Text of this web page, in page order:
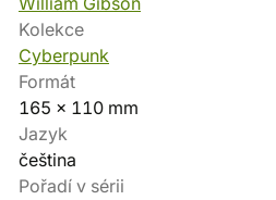
Kolekce
Cyberpunk
Formát
165 x 110 mm
Jazyk
čeština
Pořadí v sérii